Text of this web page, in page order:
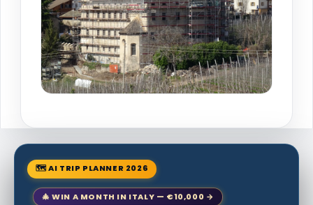
🗺 AI TRIP PLANNER 2026
🎄 WIN A MONTH IN ITALY — €10,000 →